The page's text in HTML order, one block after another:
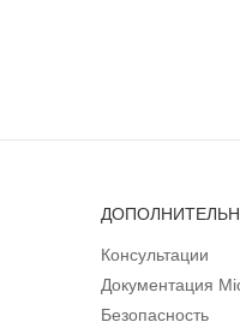
Консультации
Документация
Безопасность